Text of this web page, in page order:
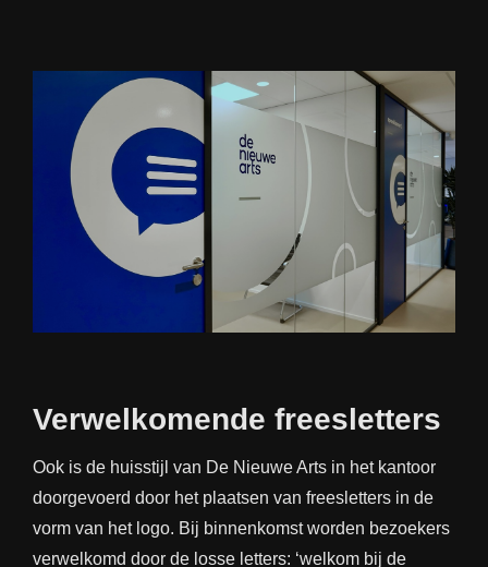
Verwelkomende freesletters
Ook is de huisstijl van De Nieuwe Arts in het kantoor
doorgevoerd door het plaatsen van freesletters in de
vorm van het logo. Bij binnenkomst worden bezoekers
verwelkomd door de losse letters: ‘welkom bij de